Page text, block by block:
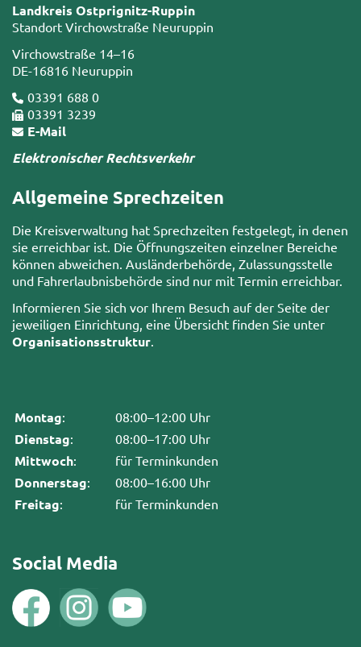
Landkreis Ostprignitz-Ruppin
Standort Virchowstraße Neuruppin
Virchowstraße 14–16
DE-16816 Neuruppin
03391 688 0
03391 3239
E-Mail
Elektronischer Rechtsverkehr
Allgemeine Sprechzeiten
Die Kreisverwaltung hat Sprechzeiten festgelegt, in denen
sie erreichbar ist. Die Öffnungszeiten einzelner Bereiche
können abweichen. Ausländerbehörde, Zulassungsstelle
und Fahrerlaubnisbehörde sind nur mit Termin erreichbar.
Informieren Sie sich vor Ihrem Besuch auf der Seite der
jeweiligen Einrichtung, eine Übersicht finden Sie unter
Organisationsstruktur.
Montag: 08:00–12:00 Uhr
Dienstag: 08:00–17:00 Uhr
Mittwoch: für Terminkunden
Donnerstag: 08:00–16:00 Uhr
Freitag: für Terminkunden
Social Media